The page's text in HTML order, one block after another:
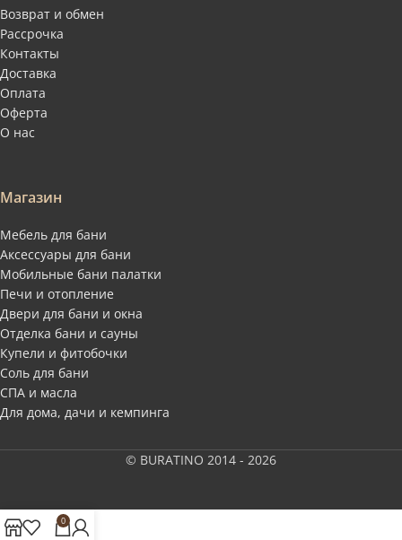
Возврат и обмен
Рассрочка
Контакты
Доставка
Оплата
Оферта
О нас
Магазин
Мебель для бани
Аксессуары для бани
Мобильные бани палатки
Печи и отопление
Двери для бани и окна
Отделка бани и сауны
Купели и фитобочки
Соль для бани
СПА и масла
Для дома, дачи и кемпинга
© BURATINO 2014 - 2026
0